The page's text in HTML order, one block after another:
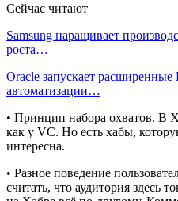
Сейчас читают
Samsung наращивает
роста…
Oracle запускает
автоматизации…
• Принцип набора охватов. В
как у VC. Но есть хабы,
интересна.
• Разное поведение
считать, что аудитория здесь